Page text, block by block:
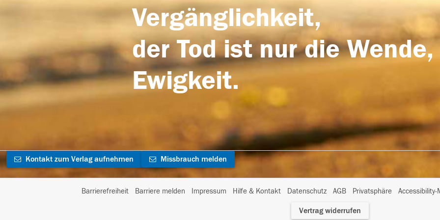
Vergänglichkeit,
der Tod ist nur die
Ewigkeit.
Kontakt zum Verlag aufnehmen Missbrauch melden
Barrierefreiheit Barriere melden Impressum Hilfe & Kontakt Datenschutz AGB Privatsphäre
I
Vertrag widerrufen